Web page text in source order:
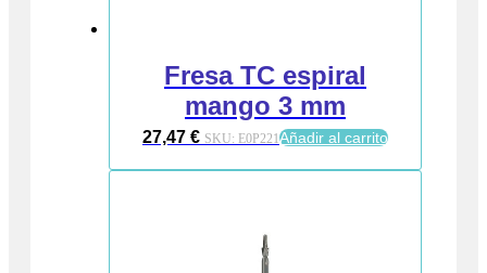
Fresa TC espiral
mango 3 mm
27,47 € SKU: E0P221Añadir al carrito